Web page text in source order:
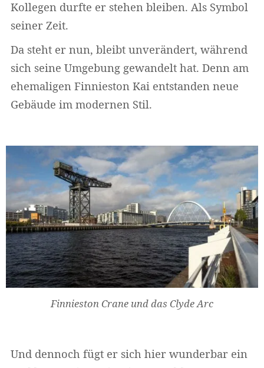
Kollegen durfte er stehen bleiben. Als Symbol
seiner Zeit.
Da steht er nun, bleibt unverändert, während
sich seine Umgebung gewandelt hat. Denn am
ehemaligen Finnieston Kai entstanden neue
Gebäude im modernen Stil.
Finnieston Crane und das Clyde Arc
Und dennoch fügt er sich hier wunderbar ein